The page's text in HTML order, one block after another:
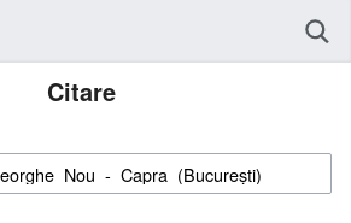
Citare